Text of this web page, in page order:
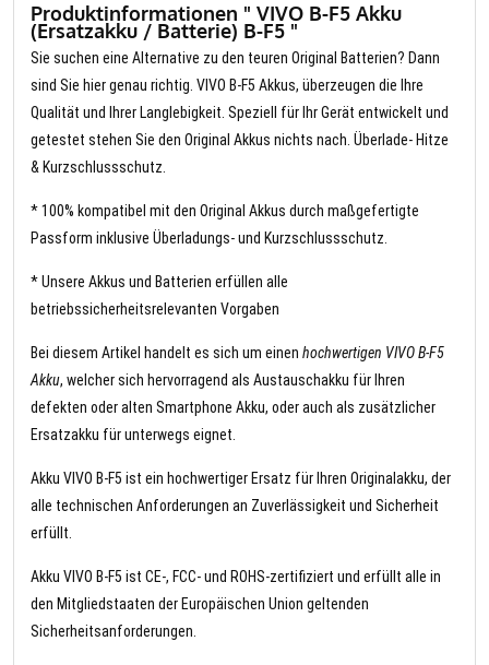
Produktinformationen " VIVO B-F5 Akku
(Ersatzakku / Batterie) B-F5 "
Sie suchen eine Alternative zu den teuren Original Batterien? Dann
sind Sie hier genau richtig. VIVO B-F5 Akkus, überzeugen die Ihre
Qualität und Ihrer Langlebigkeit. Speziell für Ihr Gerät entwickelt und
getestet stehen Sie den Original Akkus nichts nach. Überlade- Hitze
& Kurzschlussschutz.
* 100% kompatibel mit den Original Akkus durch maßgefertigte
Passform inklusive Überladungs- und Kurzschlussschutz.
* Unsere Akkus und Batterien erfüllen alle
betriebssicherheitsrelevanten Vorgaben
Bei diesem Artikel handelt es sich um einen hochwertigen VIVO B-F5
Akku, welcher sich hervorragend als Austauschakku für Ihren
defekten oder alten Smartphone Akku, oder auch als zusätzlicher
Ersatzakku für unterwegs eignet.
Akku VIVO B-F5 ist ein hochwertiger Ersatz für Ihren Originalakku, der
alle technischen Anforderungen an Zuverlässigkeit und Sicherheit
erfüllt.
Akku VIVO B-F5 ist CE-, FCC- und ROHS-zertifiziert und erfüllt alle in
den Mitgliedstaaten der Europäischen Union geltenden
Sicherheitsanforderungen.